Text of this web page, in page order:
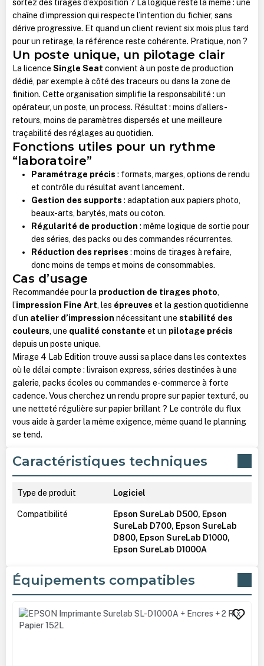
sortez des tirages d’exposition ? La logique reste la même : une
chaîne d’impression qui respecte l’intention du fichier, sans
dérive progressive. Et quand un client revient six mois plus tard
pour un retirage, la référence reste cohérente. Pratique, non ?
Un poste unique, un pilotage clair
La licence Single Seat convient à un poste de production
dédié, par exemple à côté des traceurs ou dans la zone de
finition. Cette organisation simplifie la responsabilité : un
opérateur, un poste, un process. Résultat : moins d’allers-
retours, moins de paramètres dispersés et une meilleure
traçabilité des réglages au quotidien.
Fonctions utiles pour un rythme
“laboratoire”
Paramétrage précis : formats, marges, options de rendu
et contrôle du résultat avant lancement.
Gestion des supports : adaptation aux papiers photo,
beaux-arts, barytés, mats ou coton.
Régularité de production : même logique de sortie pour
des séries, des packs ou des commandes récurrentes.
Réduction des reprises : moins de tirages à refaire,
donc moins de temps et moins de consommables.
Cas d’usage
Recommandée pour la production de tirages photo,
l’impression Fine Art, les épreuves et la gestion quotidienne
d’un atelier d’impression nécessitant une stabilité des
couleurs, une qualité constante et un pilotage précis
depuis un poste unique.
Mirage 4 Lab Edition trouve aussi sa place dans les contextes
où le délai compte : livraison express, séries destinées à une
galerie, packs écoles ou commandes e-commerce à forte
cadence. Vous cherchez un rendu propre sur papier texturé, ou
une netteté régulière sur papier brillant ? Le contrôle du flux
vous aide à garder la même exigence, même quand le planning
se tend.
Caractéristiques techniques
Type de produit Logiciel
Compatibilité
Epson SureLab D500, Epson
SureLab D700, Epson SureLab
D800, Epson SureLab D1000,
Epson SureLab D1000A
Équipements compatibles
Ignorer la galerie de produits